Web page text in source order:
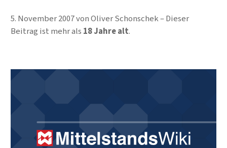
5. November 2007vonOliver Schonschek
Dieser
Beitrag ist mehr als 18 Jahre alt.